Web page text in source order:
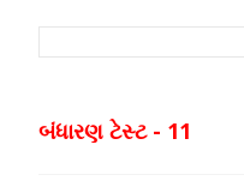
બંધારણ ટેસ્ટ - 11